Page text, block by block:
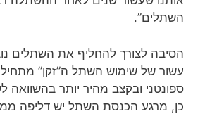
השתלים”.
הסיבה לצורך להחליף את השתלים
עשור של שימוש השתל ה”זקן” מתחיל
ספונטני ובקצב מהיר יותר בהשוואה
כן, מרגע הכנסת השתל יש דליפה